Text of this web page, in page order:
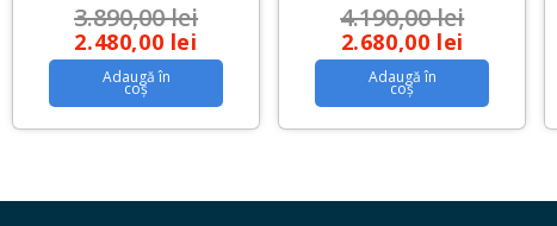
3.890,00lei
2.480,00 lei
Adaugă în
coș
4.190,00lei
2.680,00 lei
Adaugă în
coș